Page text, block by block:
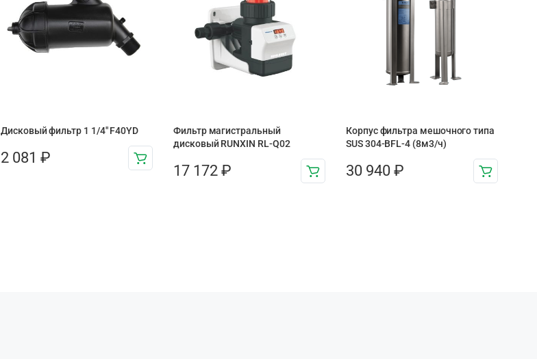
Дисковый фильтр 1 1/4″ F40YD
2 081 ₽
Фильтр магистральный
дисковый RUNXIN RL-Q02
17 172 ₽
Корпус фильтра мешочного типа
SUS 304-BFL-4 (8м3/ч)
30 940 ₽